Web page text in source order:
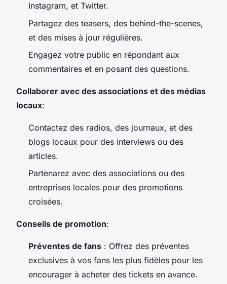
Instagram, et Twitter.
Partagez des teasers, des behind-the-scenes,
et des mises à jour régulières.
Engagez votre public en répondant aux
commentaires et en posant des questions.
Collaborer avec des associations et des médias
locaux:
Contactez des radios, des journaux, et des
blogs locaux pour des interviews ou des
articles.
Partenarez avec des associations ou des
entreprises locales pour des promotions
croisées.
Conseils de promotion:
Préventes de fans : Offrez des préventes
exclusives à vos fans les plus fidèles pour les
encourager à acheter des tickets en avance.